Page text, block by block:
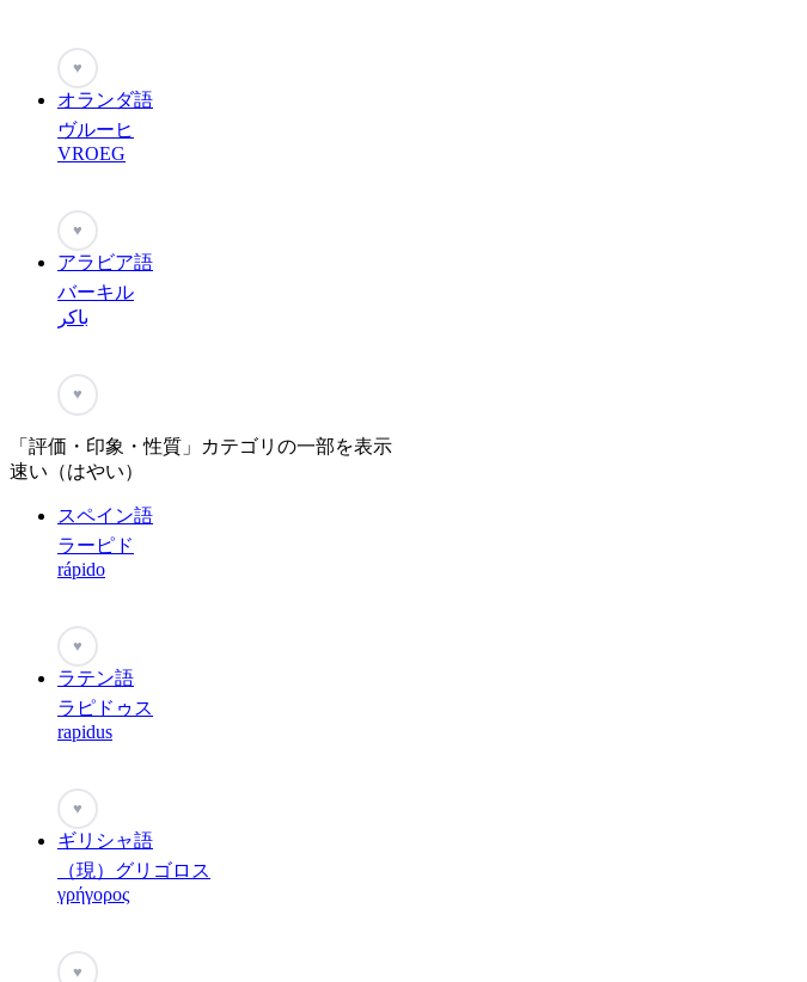
♥
オランダ語
ヴルーヒ
VROEG
♥
アラビア語
バーキル
باكر
♥
「評価・印象・性質」カテゴリの一部を表示
速い（はやい）
スペイン語
ラーピド
rápido
♥
ラテン語
ラピドゥス
rapidus
♥
ギリシャ語
（現）グリゴロス
γρήγορος
♥